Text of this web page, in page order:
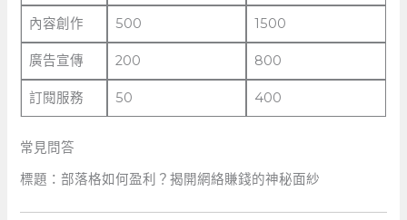
內容創作 500 1500
廣告宣傳 200 800
訂閱服務 50 400
常見問答
標題：部落格如何盈利？揭開網絡賺錢的神秘面紗